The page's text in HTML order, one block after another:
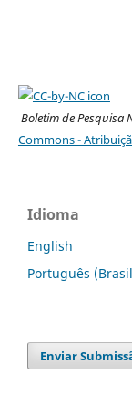
Boletim de Pesquisa
Commons -
Idioma
English
Português
Enviar